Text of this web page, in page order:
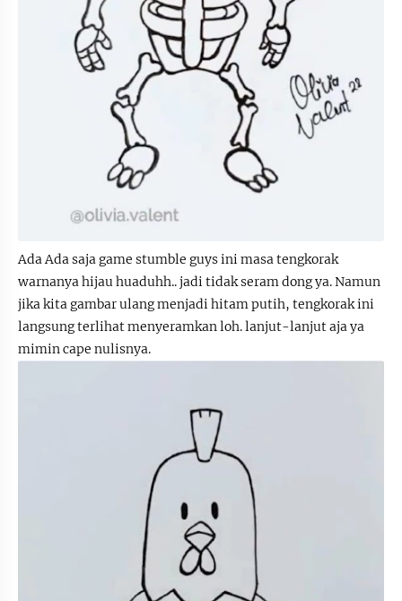
Ada Ada saja game stumble guys ini masa tengkorak
warnanya hijau huaduhh.. jadi tidak seram dong ya. Namun
jika kita gambar ulang menjadi hitam putih, tengkorak ini
langsung terlihat menyeramkan loh. lanjut-lanjut aja ya
mimin cape nulisnya.